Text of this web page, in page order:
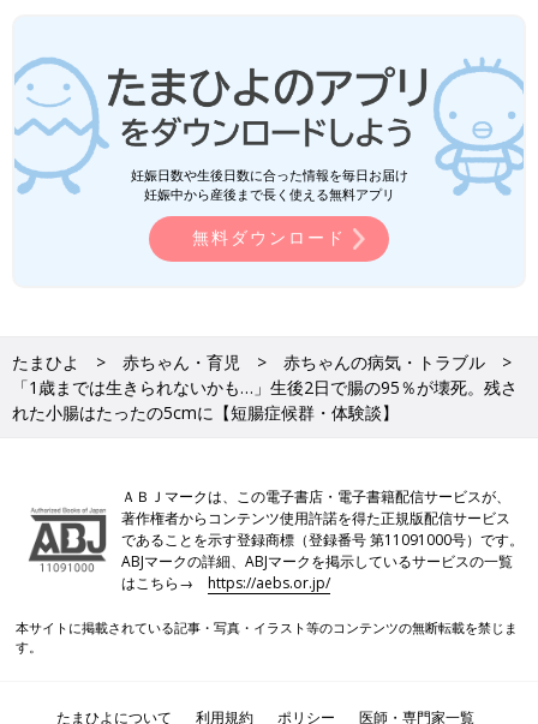
「蒼斗は食べ物から栄養をとることができないので、24時間、栄
養剤の点滴をしています。首の血管から点滴のカテーテルを入れ
ているのですが、これは外から入れているものなので、どれだけ
気をつけていても、ここにばい菌が入り、膿んでしまうことがあ
るんです」（パパ・拓哉さん）
このカテーテルは直接血管に入っているため、ばい菌が全身に回
ん。これまで12回の交換手術をしてきました。（※生まれてすぐ
の手術や腸の延長手術は含まず。すべての手術の回数を含めると
16回）
しまうそうです。
「カテーテルを通す首の血管は内頸静脈と外頸静脈とそれぞれ２
本ずつありますが、蒼斗の場合は手術を繰り返しているので、外
も詰まりを繰り返し、エコー検査で見ると、異物があるような感
じで…。
応急処置は地元である愛知県の病院でお願いしていたんですね。
妊娠日数や生後日数に合った情報を毎日お届け
妊娠中から産後まで長く使える無料アプリ
無料ダウンロード
たまひよ 赤ちゃん・育児
赤ちゃんの病気・トラブル
「1歳までは生きられないかも…」生後2日で腸の95％が壊死。残さ
れた小腸はたったの5cmに【短腸症候群・体験談】
ＡＢＪマークは、この電子書店・電子書籍配信サービスが、
著作権者からコンテンツ使用許諾を得た正規版配信サービス
であることを示す登録商標（登録番号 第11091000号）です。
ABJマークの詳細、ABJマークを掲示しているサービスの一覧
はこちら→https://aebs.or.jp/
本サイトに掲載されている記事・写真・イラスト等のコンテンツの無断転載を禁じま
す。
たまひよについて 利用規約 ポリシー 医師・専門家一覧